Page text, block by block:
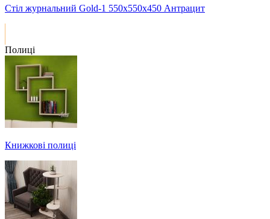
Стіл журнальний Gold-1 550х550х450 Антрацит
Полиці
Книжкові полиці